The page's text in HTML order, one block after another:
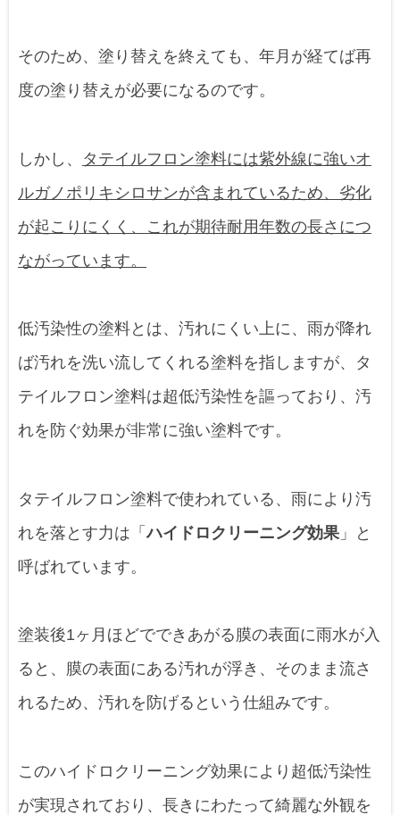
そのため、塗り替えを終えても、年月が経てば再
度の塗り替えが必要になるのです。
しかし、 タテイルフロン塗料には紫外線に強いオ
ルガノポリキシロサンが含まれているため、劣化
が起こりにくく、これが期待耐用年数の長さにつ
ながっています。
低汚染性の塗料とは、汚れにくい上に、雨が降れ
ば汚れを洗い流してくれる塗料を指しますが、タ
テイルフロン塗料は超低汚染性を謳っており、汚
れを防ぐ効果が非常に強い塗料です。
タテイルフロン塗料で使われている、雨により汚
れを落とす力は「ハイドロクリーニング効果 」と
呼ばれています。
塗装後1ヶ月ほどでできあがる膜の表面に雨水が入
ると、膜の表面にある汚れが浮き、そのまま流さ
れるため、汚れを防げるという仕組みです。
このハイドロクリーニング効果により超低汚染性
が実現されており、長きにわたって綺麗な外観を